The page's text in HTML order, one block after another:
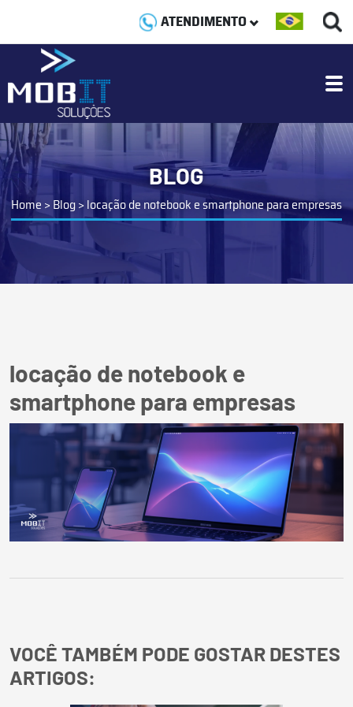
ATENDIMENTO
BLOG
Home > Blog> locação de notebook e smartphone para empresas
locação de notebook e
smartphone para empresas
VOCÊ TAMBÉM PODE GOSTAR DESTES
ARTIGOS: